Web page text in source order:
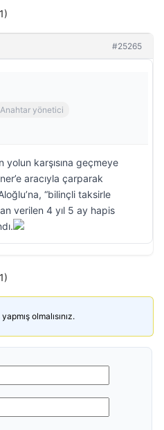
#25265
Anahtar yönetici
yolun karşısına geçmeye
aracıyla çarparak
“bilinçli taksirle
verilen 4 yıl 5 ay hapis
olmalısınız.